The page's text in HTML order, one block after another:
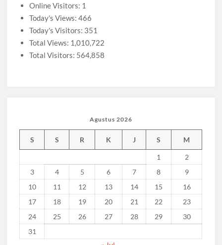
Online Visitors: 1
Today's Views:466
Today's Visitors: 351
Total Views: 1,010,722
Total Visitors: 564,858
Agustus 2026
S S R K J S M
1
2
3
4 5 6 7 8
9
10
11 12 13 14 15
16
17
18 19 20 21 22
23
24
25 26 27 28 29
30
31